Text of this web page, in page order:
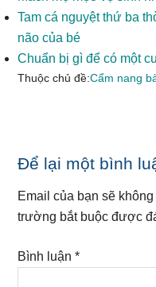
Tam cá nguyệt thứ ba
não của bé
Chuẩn bị gì để có một
Thuộc chủ đề:Cẩm nang
Reader
Interactions
Để lại một bình
Email của bạn sẽ
trường bắt buộc được
Bình luận*